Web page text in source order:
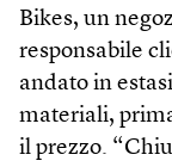
Bikes, un
responsabile
andato in
materiali,
il prezzo.